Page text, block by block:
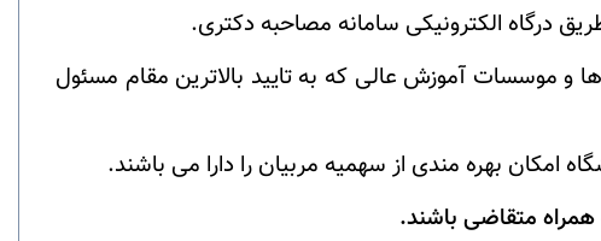
درگاه الکترونیکی سامانه مصاحبه دکتری.
و موسسات آموزش عالی که به تایید بالاترین مقام مسئول